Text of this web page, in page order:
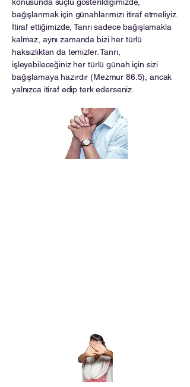
bağışlanmak için günahlarımızı itiraf etmeliyiz.
İtiraf ettiğimizde, Tanrı sadece bağışlamakla
kalmaz, aynı zamanda bizi her türlü
haksızlıktan da temizler. Tanrı,
işleyebileceğiniz her türlü günah için sizi
bağışlamaya hazırdır (Mezmur 86:5), ancak
yalnızca itiraf edip terk ederseniz.